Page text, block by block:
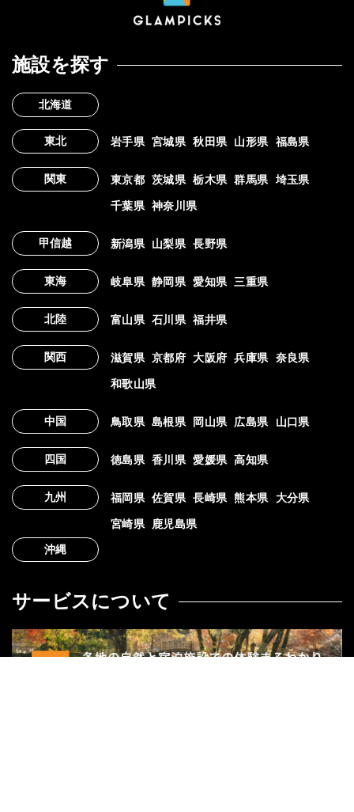
施設を探す
北海道
東北 岩手県 宮城県 秋田県 山形県 福島県
関東 東京都 茨城県 栃木県 群馬県 埼玉県
千葉県 神奈川県
甲信越 新潟県 山梨県 長野県
東海 岐阜県 静岡県 愛知県 三重県
北陸 富山県 石川県 福井県
関西 滋賀県 京都府 大阪府 兵庫県 奈良県
和歌山県
中国 鳥取県 島根県 岡山県 広島県 山口県
四国 徳島県 香川県 愛媛県 高知県
九州 福岡県 佐賀県 長崎県 熊本県 大分県
宮崎県
鹿児島県
沖縄
サービスについて